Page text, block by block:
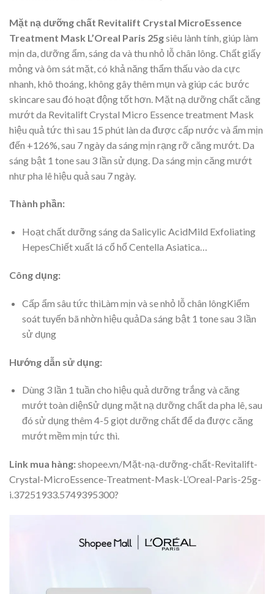
Mặt nạ dưỡng chất Revitalift Crystal MicroEssence
Treatment Mask L’Oreal Paris 25gsiêu lành tính, giúp làm
mịn da, dưỡng ẩm, sáng da và thu nhỏ lỗ chân lông. Chất giấy
mỏng và ôm sát mặt, có khả năng thẩm thấu vào da cực
nhanh, khô thoáng, không gây thêm mụn và giúp các bước
skincare sau đó hoạt động tốt hơn. Mặt nạ dưỡng chất căng
mướt da Revitalift Crystal Micro Essence treatment Mask
hiệu quả tức thì sau 15 phút làn da được cấp nước và ẩm mịn
đến +126%, sau 7 ngày da sáng mịn rạng rỡ căng mướt. Da
sáng bật 1 tone sau 3 lần sử dụng. Da sáng mịn căng mướt
như pha lê hiệu quả sau 7 ngày.
Thành phần:
Hoạt chất dưỡng sáng da Salicylic AcidMild Exfoliating
HepesChiết xuất lá cổ hổ Centella Asiatica…
Công dụng:
Cấp ẩm sâu tức thìLàm mịn và se nhỏ lỗ chân lôngKiểm
soát tuyến bã nhờn hiệu quảDa sáng bật 1 tone sau 3 lần
sử dụng
Hướng dẫn sử dụng:
Dùng 3 lần 1 tuần cho hiệu quả dưỡng trắng và căng
mướt toàn diệnSử dụng mặt nạ dưỡng chất da pha lê, sau
đó sử dụng thêm 4-5 giọt dưỡng chất để da được căng
mướt mềm mịn tức thì.
Link mua hàng:shopee.vn/Mặt-nạ-dưỡng-chất-Revitalift-
Crystal-MicroEssence-Treatment-Mask-L’Oreal-Paris-25g-
i.37251933.5749395300?